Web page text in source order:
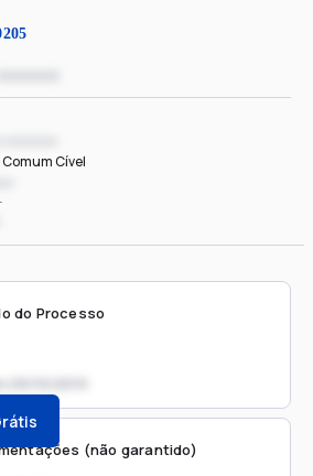
Cível
do Processo
(não garantido)